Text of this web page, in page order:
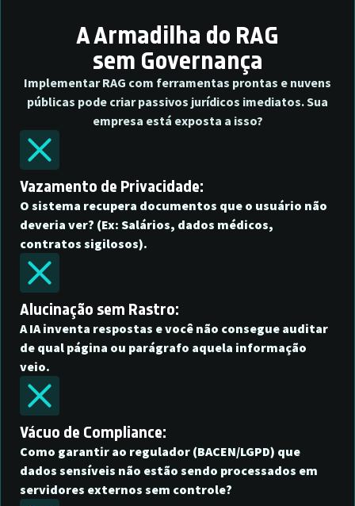
A Armadilha do RAG
sem Governança
Implementar RAG com ferramentas prontas e nuvens
públicas pode criar passivos jurídicos imediatos. Sua
empresa está exposta a isso?
Vazamento de Privacidade:
O sistema recupera documentos que o usuário não
deveria ver? (Ex: Salários, dados médicos,
contratos sigilosos).
Alucinação sem Rastro:
A IA inventa respostas e você não consegue auditar
de qual página ou parágrafo aquela informação
veio.
Vácuo de Compliance:
Como garantir ao regulador (BACEN/LGPD) que
dados sensíveis não estão sendo processados em
servidores externos sem controle?